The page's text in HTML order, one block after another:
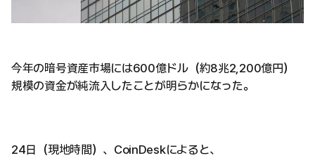
今年の暗号資産市場には600億ドル（約8兆2,200億円）
規模の資金が純流入したことが明らかになった。
24日（現地時間）、CoinDeskによると、